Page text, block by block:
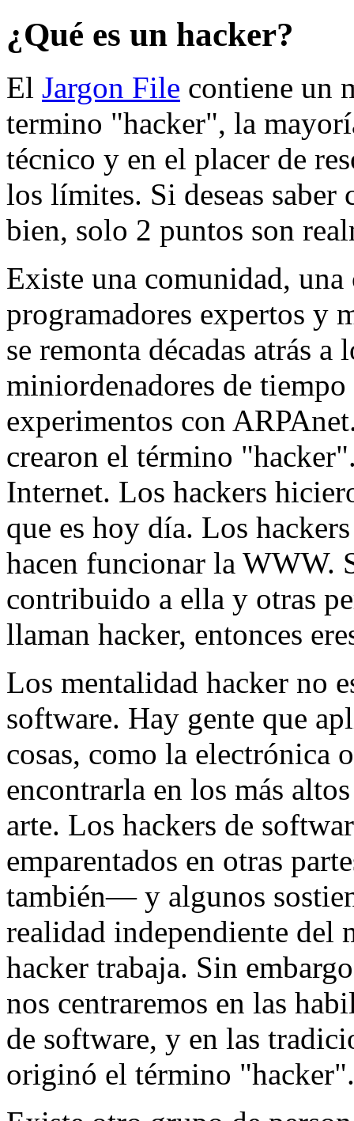
¿Qué es un hacker?
El Jargon File contiene un
termino "hacker", la
técnico y en el placer de
los límites. Si deseas saber
bien, solo 2 puntos son
Existe una comunidad,
programadores expertos y
se remonta décadas atrás
miniordenadores de
experimentos con
crearon el término
Internet. Los hackers
que es hoy día. Los
hacen funcionar la WWW.
contribuido a ella y otras
llaman hacker, entonces
Los mentalidad hacker no
software. Hay gente que
cosas, como la electrónica
encontrarla en los más
arte. Los hackers de
emparentados en otras
también— y algunos
realidad independiente del
hacker trabaja. Sin
nos centraremos en las
de software, y en las
originó el término "hacker".